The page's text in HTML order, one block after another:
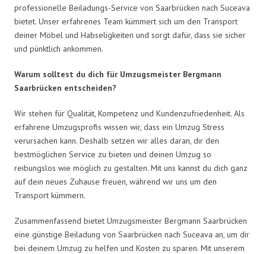
professionelle Beiladungs-Service von Saarbrücken nach Suceava
bietet. Unser erfahrenes Team kümmert sich um den Transport
deiner Möbel und Habseligkeiten und sorgt dafür, dass sie sicher
und pünktlich ankommen.
Warum solltest du dich für Umzugsmeister Bergmann
Saarbrücken entscheiden?
Wir stehen für Qualität, Kompetenz und Kundenzufriedenheit. Als
erfahrene Umzugsprofis wissen wir, dass ein Umzug Stress
verursachen kann. Deshalb setzen wir alles daran, dir den
bestmöglichen Service zu bieten und deinen Umzug so
reibungslos wie möglich zu gestalten. Mit uns kannst du dich ganz
auf dein neues Zuhause freuen, während wir uns um den
Transport kümmern.
Zusammenfassend bietet Umzugsmeister Bergmann Saarbrücken
eine günstige Beiladung von Saarbrücken nach Suceava an, um dir
bei deinem Umzug zu helfen und Kosten zu sparen. Mit unserem